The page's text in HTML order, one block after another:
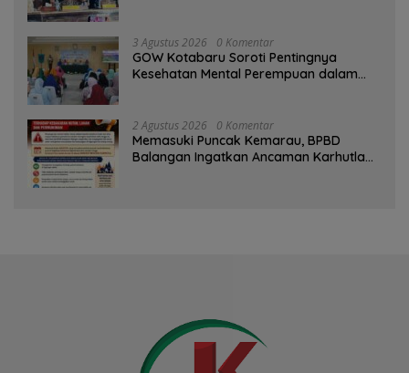
3 Agustus 2026 0 Komentar
GOW Kotabaru Soroti Pentingnya
Kesehatan Mental Perempuan dalam
2 Agustus 2026 0 Komentar
Memasuki Puncak Kemarau, BPBD
Balangan Ingatkan Ancaman Karhutla